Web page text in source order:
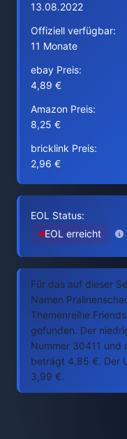
13.08.2022
Offiziell verfügbar:
11 Monate
ebay Preis:
4,89 €
Amazon Preis:
8,25 €
bricklink Preis:
2,96 €
EOL Status:
EOL erreicht
Für das auf dieser
Namen
Themenreihe
gefunden. Der
Nummer 30411 und
beträgt 4,85 €. Der
3,99 €.